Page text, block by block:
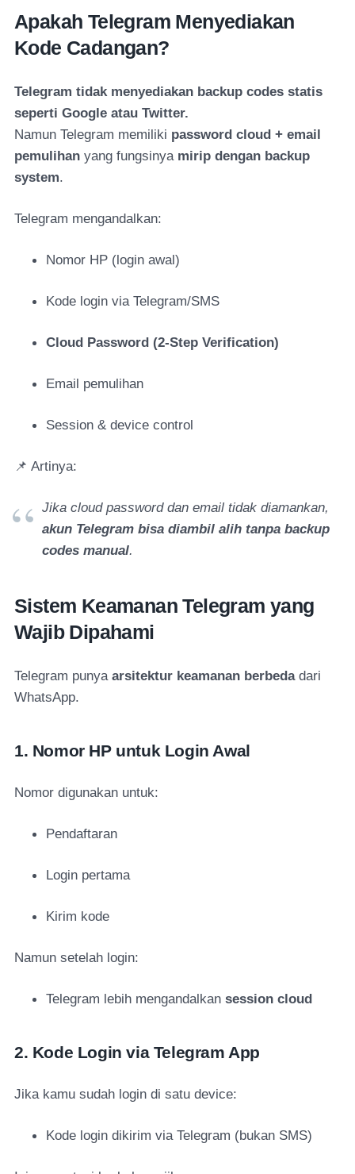
Apakah Telegram Menyediakan
Kode Cadangan?
Telegram tidak menyediakan backup codes statis
seperti Google atau Twitter.
Namun Telegram memiliki password cloud + email
pemulihan yang fungsinya mirip dengan backup
system.
Telegram mengandalkan:
Nomor HP (login awal)
Kode login via Telegram/SMS
Cloud Password (2-Step Verification)
Email pemulihan
Session & device control
📌 Artinya:
Jika cloud password dan email tidak diamankan,
akun Telegram bisa diambil alih tanpa backup
codes manual.
Sistem Keamanan Telegram yang
Wajib Dipahami
Telegram punya arsitektur keamanan berbedadari
WhatsApp.
1. Nomor HP untuk Login Awal
Nomor digunakan untuk:
Pendaftaran
Login pertama
Kirim kode
Namun setelah login:
Telegram lebih mengandalkan session cloud
2. Kode Login via Telegram App
Jika kamu sudah login di satu device:
Kode login dikirim via Telegram (bukan SMS)